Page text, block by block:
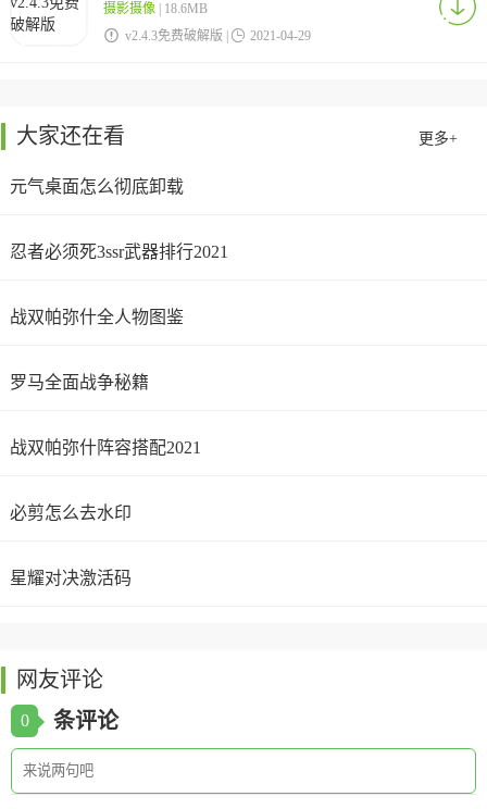
摄影摄像| 18.6MB
 v2.4.3免费破解版 |  2021-04-29
大家还在看 更多+
元气桌面怎么彻底卸载
忍者必须死3ssr武器排行2021
战双帕弥什全人物图鉴
罗马全面战争秘籍
战双帕弥什阵容搭配2021
必剪怎么去水印
星耀对决激活码
网友评论
0 条评论